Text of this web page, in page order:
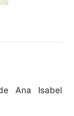
Ana Isabel